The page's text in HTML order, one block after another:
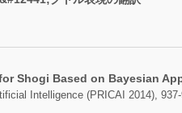
Shogi Based on Bayesian
Intelligence (PRICAI 2014),